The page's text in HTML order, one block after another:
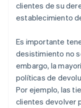
clientes de su
establecimiento
Es importante
desistimiento no
embargo, la
políticas de
Por ejemplo, las
clientes devolver